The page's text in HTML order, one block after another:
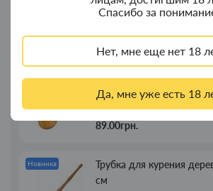
Спасибо за
Нет, мне еще нет 18
Да, мне уже есть 18
Портсигар для сигарет
зажигалкой 20 сиг
13см
89.00грн.
Новинка
Трубка для курения
см